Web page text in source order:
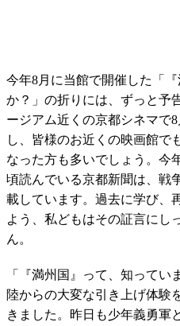
今年8月に当館で開催した「
か？」の折りには、ずっと予
ージアム近くの京都シネマで
し、皆様のお近くの映画館で
なった方も多いでしょう。今
頃読んでいる京都新聞は、戦
載しています。過去に学び、
よう、私どもはその証言にし
ん。
「『満州国』って、知って
陸からの大変な引き上げ体験
きました。昨日も少年義勇軍